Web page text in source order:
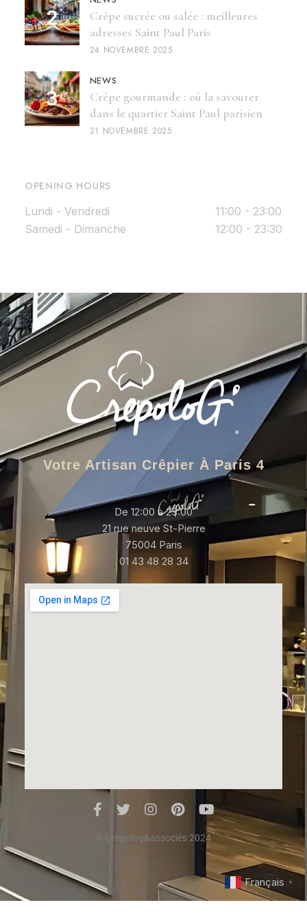
Crêpe sucrée ou salée : meilleures
adresses Saint Paul Paris
24 NOVEMBRE 2025
NEWS
Crêpe gourmande : où la savourer
dans le quartier Saint Paul parisien
21 NOVEMBRE 2025
OPENING HOURS
Lundi - Vendredi
11:00 - 23:00
Samedi - Dimanche
12:00 - 23:30
Votre Artisan Crêpier À Paris 4
De 12:00 à 23:00
21 rue neuve St-Pierre
75004 Paris
01 43 48 28 34
© Crepolog&associés 2024
Français ▼